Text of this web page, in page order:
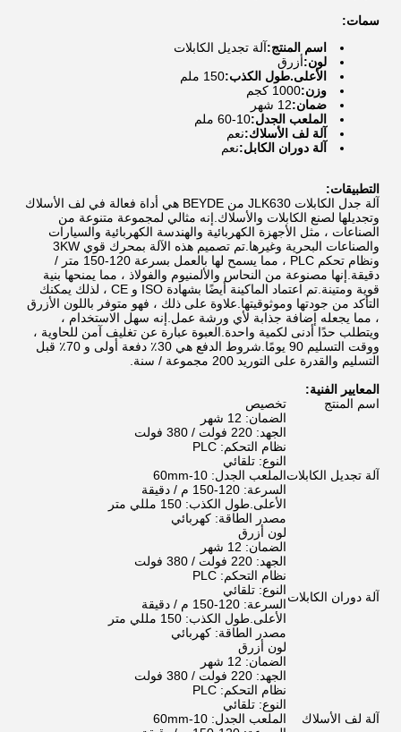
سمات:
اسم المنتج:آلة تجديل الكابلات
لون:أزرق
الأعلى.طول الكذب:150 ملم
وزن:1000 كجم
ضمان:12 شهر
الملعب الجدل:10-60 ملم
آلة لف الأسلاك:نعم
آلة دوران الكابل:نعم
التطبيقات:
آلة جدل الكابلات JLK630 من BEYDE هي أداة فعالة في لف الأسلاك
وتجديلها لصنع الكابلات والأسلاك.إنه مثالي لمجموعة متنوعة من
الصناعات ، مثل الأجهزة الكهربائية والهندسة الكهربائية والسيارات
والصناعات البحرية وغيرها.تم تصميم هذه الآلة بمحرك قوي 3KW
ونظام تحكم PLC ، مما يسمح لها بالعمل بسرعة 120-150 متر /
دقيقة.إنها مصنوعة من النحاس والألمنيوم والفولاذ ، مما يمنحها بنية
قوية ومتينة.تم اعتماد الماكينة أيضًا بشهادة ISO و CE ، لذلك يمكنك
التأكد من جودتها وموثوقيتها.علاوة على ذلك ، فهو متوفر باللون الأزرق
، مما يجعله إضافة جذابة لأي ورشة عمل.إنه سهل الاستخدام ،
ويتطلب حدًا أدنى لكمية واحدة.العبوة عبارة عن تغليف آمن للحاوية ،
ووقت التسليم 90 يومًا.شروط الدفع هي 30٪ دفعة أولى و 70٪ قبل
التسليم والقدرة على التوريد 200 مجموعة / سنة.
المعايير الفنية:
اسم المنتج
تخصيص
آلة تجديل الكابلات
الضمان: 12 شهر
الجهد: 220 فولت / 380 فولت
نظام التحكم: PLC
النوع: تلقائي
الملعب الجدل: 10-60mm
السرعة: 120-150 م / دقيقة
الأعلى.طول الكذب: 150 مللي متر
مصدر الطاقة: كهربائي
لون أزرق
آلة دوران الكابلات
الضمان: 12 شهر
الجهد: 220 فولت / 380 فولت
نظام التحكم: PLC
النوع: تلقائي
السرعة: 120-150 م / دقيقة
الأعلى.طول الكذب: 150 مللي متر
مصدر الطاقة: كهربائي
لون أزرق
آلة لف الأسلاك
الضمان: 12 شهر
الجهد: 220 فولت / 380 فولت
نظام التحكم: PLC
النوع: تلقائي
الملعب الجدل: 10-60mm